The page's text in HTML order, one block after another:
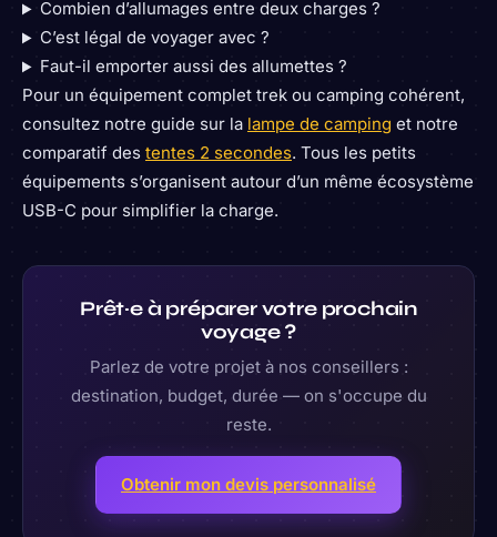
Combien d’allumages entre deux charges ?
C’est légal de voyager avec ?
Faut-il emporter aussi des allumettes ?
Pour un équipement complet trek ou camping cohérent,
consultez notre guide sur la lampe de camping et notre
comparatif des tentes 2 secondes. Tous les petits
équipements s’organisent autour d’un même écosystème
USB-C pour simplifier la charge.
Prêt·e à préparer votre prochain
voyage ?
Parlez de votre projet à nos conseillers :
destination, budget, durée — on s'occupe du
reste.
Obtenir mon devis personnalisé